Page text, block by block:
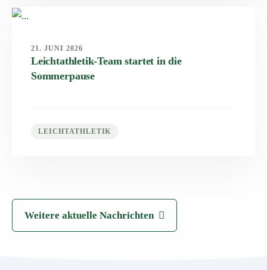
21. JUNI 2026
Leichtathletik-Team startet in die
Sommerpause
LEICHTATHLETIK
Weitere aktuelle Nachrichten